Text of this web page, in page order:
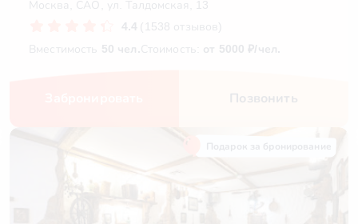
Москва, САО, ул. Талдомская, 13
4.4 (1538 отзывов)
Вместимость 50 чел.Стоимость: от 5000 ₽/чел.
Позвонить